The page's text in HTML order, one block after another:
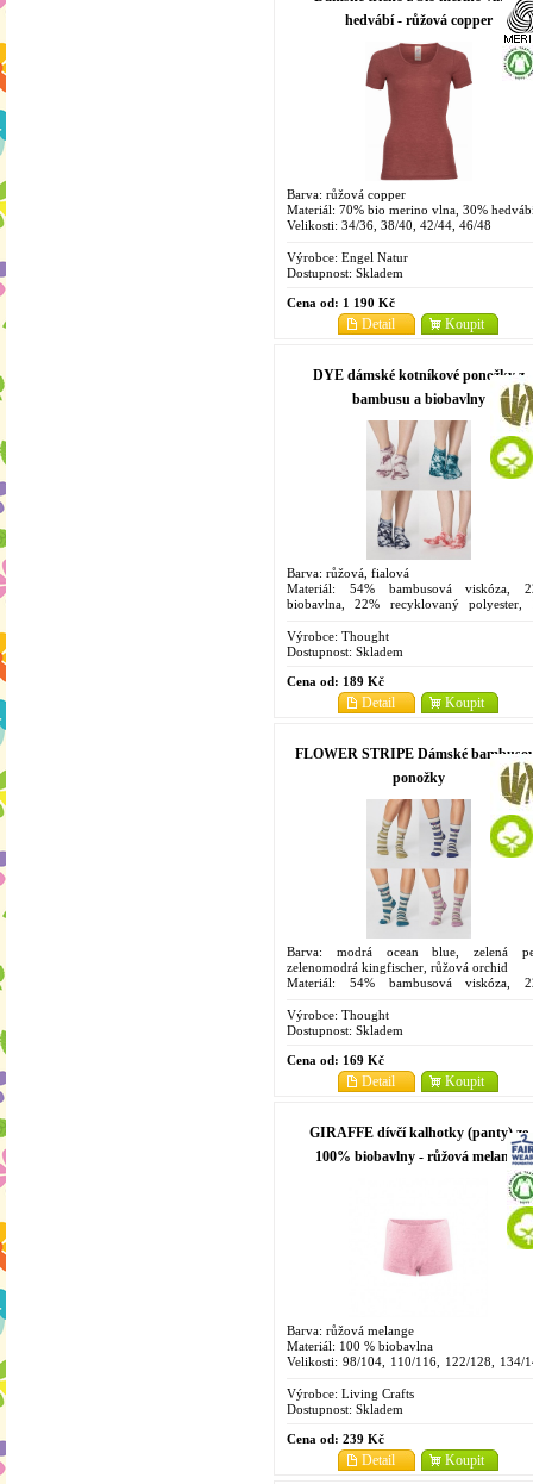
hedvábí - růžová copper
Barva: růžová copper
Materiál: 70% bio merino vlna, 30%
Velikosti: 34/36, 38/40, 42/44, 46/48
Výrobce: Engel Natur
Dostupnost: Skladem
Cena od: 1 190 Kč
Koupit
Detail
DYE dámské kotníkové ponožky z
bambusu a biobavlny
Barva: růžová, fialová
Materiál: 54% bambusová viskóza,
biobavlna, 22% recyklovaný polyester,
Velikosti: 4-7
Výrobce: Thought
Dostupnost: Skladem
Cena od: 189 Kč
Koupit
Detail
FLOWER STRIPE Dámské
ponožky
Barva: modrá ocean blue, zelená
zelenomodrá kingfischer, růžová orchid
Materiál: 54% bambusová viskóza,
elastan
Velikosti: 4-7
Výrobce: Thought
Dostupnost: Skladem
Cena od: 169 Kč
Koupit
Detail
GIRAFFE dívčí kalhotky (panty) ze
100% biobavlny - růžová melange
Barva: růžová melange
Materiál: 100 % biobavlna
Velikosti: 98/104, 110/116, 122/128, 134/
Výrobce: Living Crafts
Dostupnost: Skladem
Cena od: 239 Kč
Koupit
Detail